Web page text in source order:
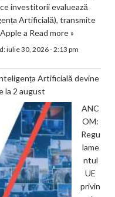
investitorii evaluează
Artificială), transmite
a Read more »
iulie 30, 2026 - 2:13 pm
Artificială devine
la 2 august
ANC
OM:
Regu
lame
ntul
UE
privin